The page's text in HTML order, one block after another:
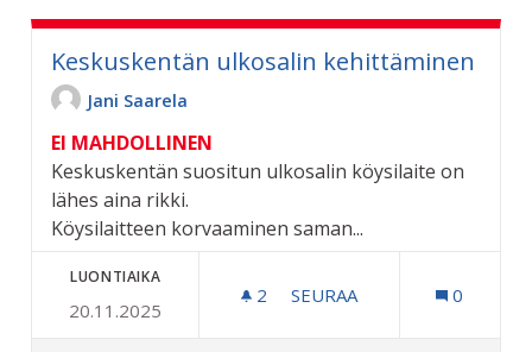
Keskuskentän ulkosalin kehittäminen
Jani Saarela
EI MAHDOLLINEN
Keskuskentän suositun ulkosalin köysilaite on
lähes aina rikki.
Köysilaitteen korvaaminen saman...
LUONTIAIKA
20.11.2025
2 2 SEURAAJAA
SEURAA 0